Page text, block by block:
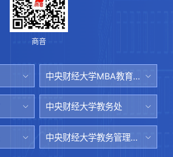
商音
中央财经大学MBA教育中心
中央财经大学教务处
中央财经大学教务管理系统